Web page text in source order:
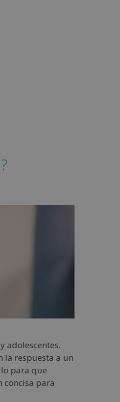
adolescentes.
la respuesta a un
para que
concisa para